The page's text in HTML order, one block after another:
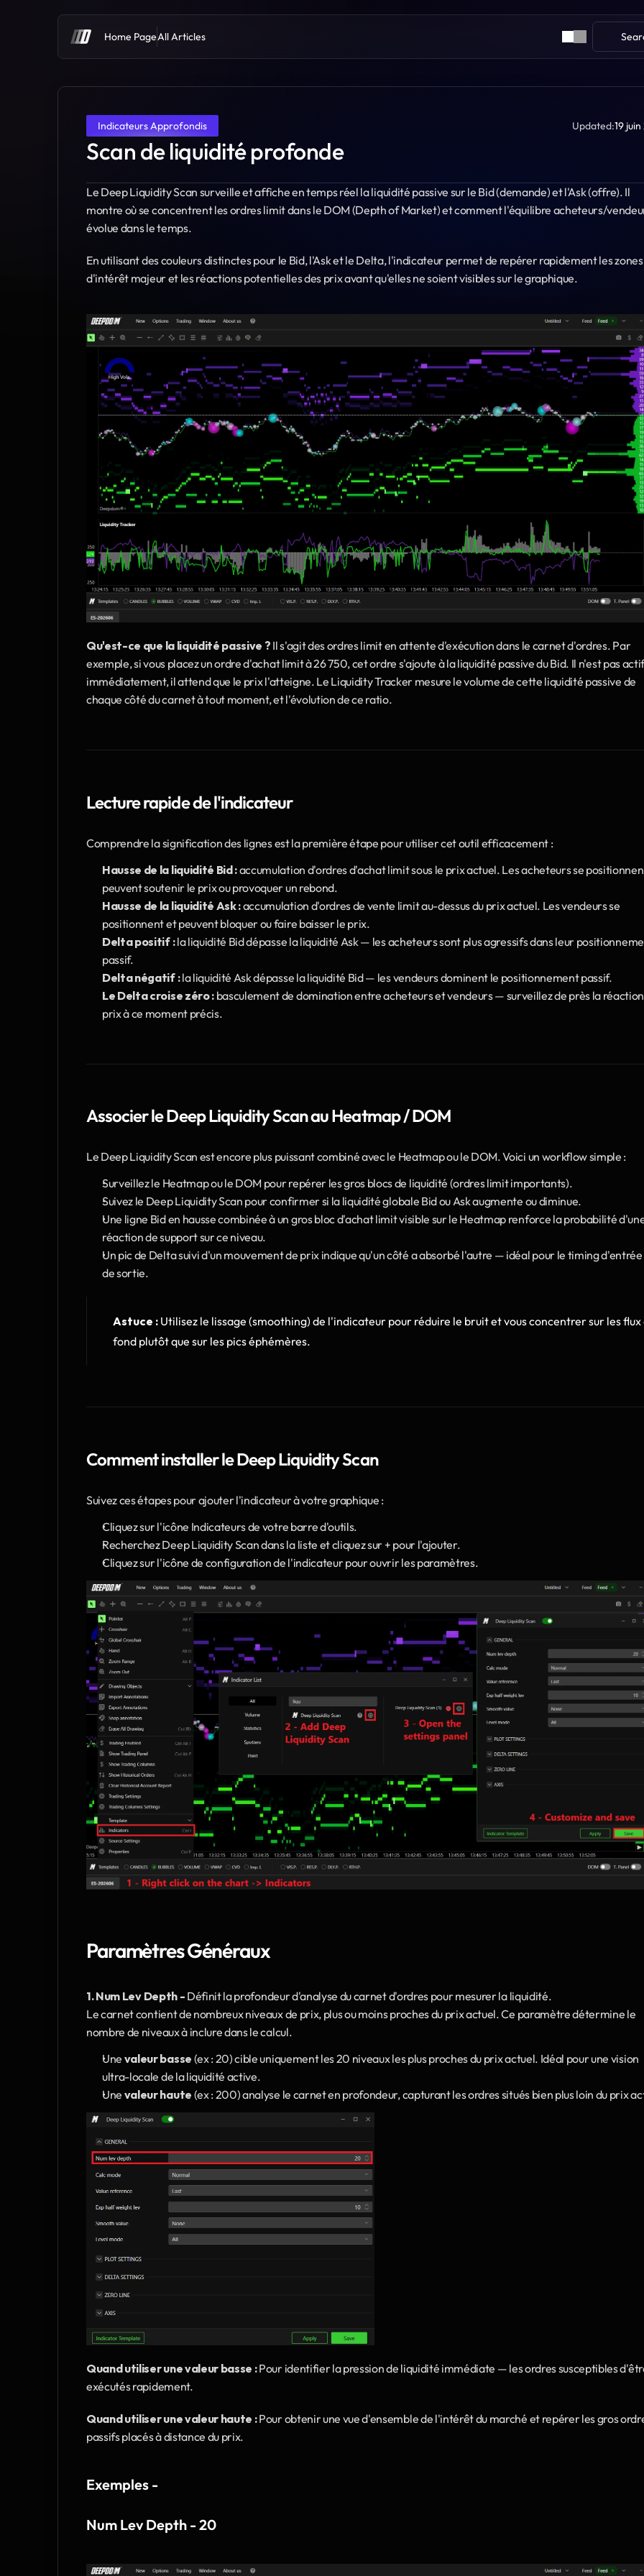
Home PageAll Articles
Indicateurs Approfondis Updated:19
Scan de liquidité profonde
Le Deep Liquidity Scan surveille et affiche en temps réel la liquidité passive sur le Bid (demande) et l'Ask (offre). Il
montre où se concentrent les ordres limit dans le DOM (Depth of Market) et comment l'équilibre acheteurs/
évolue dans le temps.
En utilisant des couleurs distinctes pour le Bid, l'Ask et le Delta, l'indicateur permet de repérer rapidement les zones
d'intérêt majeur et les réactions potentielles des prix avant qu'elles ne soient visibles sur le graphique.
Qu'est-ce que la liquidité passive ? Il s'agit des ordres limit en attente d'exécution dans le carnet d'ordres. Par
exemple, si vous placez un ordre d'achat limit à 26 750, cet ordre s'ajoute à la liquidité passive du Bid. Il n'est pas actif
immédiatement, il attend que le prix l'atteigne. Le Liquidity Tracker mesure le volume de cette liquidité passive de
chaque côté du carnet à tout moment, et l'évolution de ce ratio.
Lecture rapide de l'indicateur
Comprendre la signification des lignes est la première étape pour utiliser cet outil efficacement :
Hausse de la liquidité Bid : accumulation d'ordres d'achat limit sous le prix actuel. Les acheteurs se
peuvent soutenir le prix ou provoquer un rebond.
Hausse de la liquidité Ask : accumulation d'ordres de vente limit au-dessus du prix actuel. Les vendeurs se
positionnent et peuvent bloquer ou faire baisser le prix.
Delta positif : la liquidité Bid dépasse la liquidité Ask — les acheteurs sont plus agressifs dans leur
passif.
Delta négatif : la liquidité Ask dépasse la liquidité Bid — les vendeurs dominent le positionnement passif.
Le Delta croise zéro : basculement de domination entre acheteurs et vendeurs — surveillez de près la
prix à ce moment précis.
Associer le Deep Liquidity Scan au Heatmap / DOM
Le Deep Liquidity Scan est encore plus puissant combiné avec le Heatmap ou le DOM. Voici un workflow simple :
Surveillez le Heatmap ou le DOM pour repérer les gros blocs de liquidité (ordres limit importants).
Suivez le Deep Liquidity Scan pour confirmer si la liquidité globale Bid ou Ask augmente ou diminue.
Une ligne Bid en hausse combinée à un gros bloc d'achat limit visible sur le Heatmap renforce la probabilité
réaction de support sur ce niveau.
Un pic de Delta suivi d'un mouvement de prix indique qu'un côté a absorbé l'autre — idéal pour le timing d'entrée
de sortie.
Astuce : Utilisez le lissage (smoothing) de l'indicateur pour réduire le bruit et vous concentrer sur les flux
fond plutôt que sur les pics éphémères.
Comment installer le Deep Liquidity Scan
Suivez ces étapes pour ajouter l'indicateur à votre graphique :
Cliquez sur l'icône Indicateurs de votre barre d'outils.
Recherchez Deep Liquidity Scan dans la liste et cliquez sur + pour l'ajouter.
Cliquez sur l'icône de configuration de l'indicateur pour ouvrir les paramètres.
Paramètres Généraux
1.Num Lev Depth - Définit la profondeur d'analyse du carnet d'ordres pour mesurer la liquidité.
Le carnet contient de nombreux niveaux de prix, plus ou moins proches du prix actuel. Ce paramètre détermine le
nombre de niveaux à inclure dans le calcul.
Une valeur basse (ex : 20) cible uniquement les 20 niveaux les plus proches du prix actuel. Idéal pour une vision
ultra-locale de la liquidité active.
Une valeur haute (ex : 200) analyse le carnet en profondeur, capturant les ordres situés bien plus loin du prix
Quand utiliser une valeur basse : Pour identifier la pression de liquidité immédiate — les ordres susceptibles
exécutés rapidement.
Quand utiliser une valeur haute : Pour obtenir une vue d'ensemble de l'intérêt du marché et repérer les gros
passifs placés à distance du prix.
Exemples -
Num Lev Depth - 20